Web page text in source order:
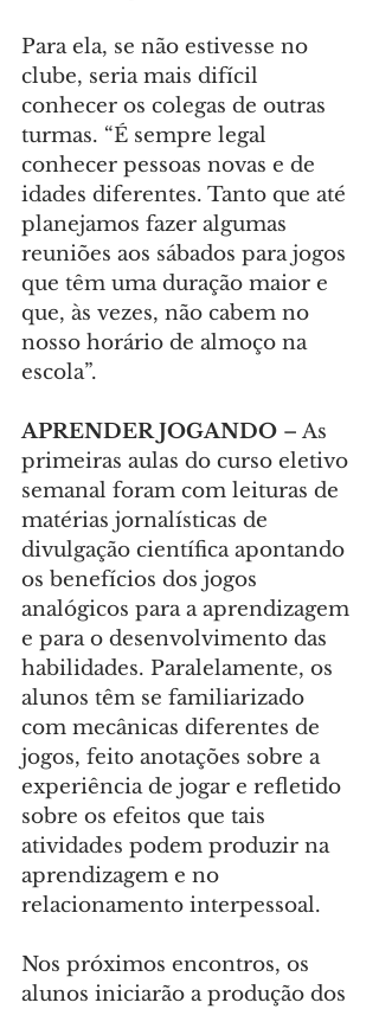
Para ela, se não estivesse no
clube, seria mais difícil
conhecer os colegas de outras
turmas. “É sempre legal
conhecer pessoas novas e de
idades diferentes. Tanto que até
planejamos fazer algumas
reuniões aos sábados para jogos
que têm uma duração maior e
que, às vezes, não cabem no
nosso horário de almoço na
escola”.
APRENDER JOGANDO – As
primeiras aulas do curso eletivo
semanal foram com leituras de
matérias jornalísticas de
divulgação científica apontando
os benefícios dos jogos
analógicos para a aprendizagem
e para o desenvolvimento das
habilidades. Paralelamente, os
alunos têm se familiarizado
com mecânicas diferentes de
jogos, feito anotações sobre a
experiência de jogar e refletido
sobre os efeitos que tais
atividades podem produzir na
aprendizagem e no
relacionamento interpessoal.
Nos próximos encontros, os
alunos iniciarão a produção dos